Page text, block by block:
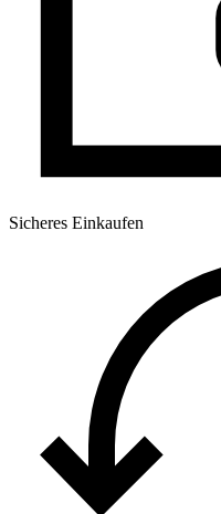
Sicheres Einkaufen